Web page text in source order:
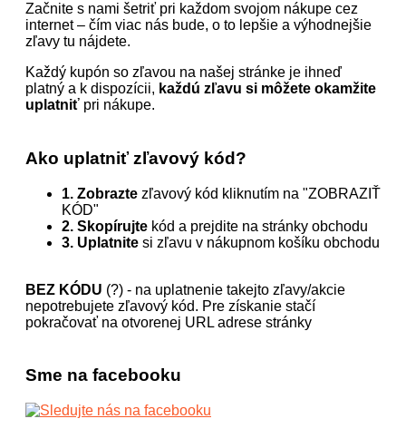
Začnite s nami šetriť pri každom svojom nákupe cez
internet – čím viac nás bude, o to lepšie a výhodnejšie
zľavy tu nájdete.
Každý kupón so zľavou na našej stránke je ihneď
platný a k dispozícii, každú zľavu si môžete okamžite
uplatniť pri nákupe.
Ako uplatniť zľavový kód?
1. Zobrazte zľavový kód kliknutím na "ZOBRAZIŤ
KÓD"
2. Skopírujte kód a prejdite na stránky obchodu
3. Uplatnite si zľavu v nákupnom košíku obchodu
BEZ KÓDU (?) - na uplatnenie takejto zľavy/akcie
nepotrebujete zľavový kód. Pre získanie stačí
pokračovať na otvorenej URL adrese stránky
Sme na facebooku